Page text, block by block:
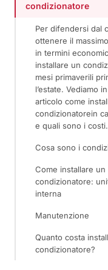
condizionatore
Per difendersi dal
ottenere il
in termini
installare un
mesi primaverili
l’estate. Vediamo
articolo come
condizionatorein
e quali sono i costi.
Cosa sono i
Come installare un
condizionatore:
interna
Manutenzione
Quanto costa
condizionatore?